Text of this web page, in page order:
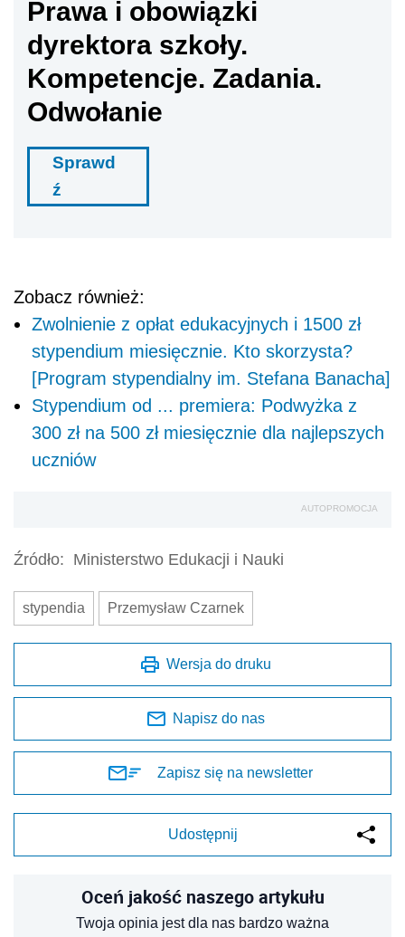
Prawa i obowiązki
dyrektora szkoły.
Kompetencje. Zadania.
Odwołanie
Sprawd
ź
Zobacz również:
Zwolnienie z opłat edukacyjnych i 1500 zł
stypendium miesięcznie. Kto skorzysta?
[Program stypendialny im. Stefana Banacha]
Stypendium od ... premiera: Podwyżka z
300 zł na 500 zł miesięcznie dla najlepszych
uczniów
AUTOPROMOCJA
Źródło: Ministerstwo Edukacji i Nauki
stypendia Przemysław Czarnek
Wersja do druku
Napisz do nas
Zapisz się na newsletter
Udostępnij
Oceń jakość naszego artykułu
Twoja opinia jest dla nas bardzo ważna